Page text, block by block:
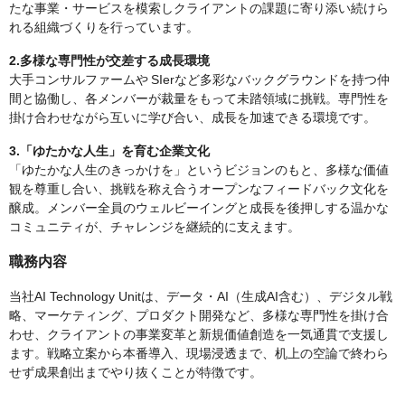
たな事業・サービスを模索しクライアントの課題に寄り添い続けら
れる組織づくりを行っています。
2.多様な専門性が交差する成長環境
大手コンサルファームや SIerなど多彩なバックグラウンドを持つ仲
間と協働し、各メンバーが裁量をもって未踏領域に挑戦。専門性を
掛け合わせながら互いに学び合い、成長を加速できる環境です。
3.「ゆたかな人生」を育む企業文化
「ゆたかな人生のきっかけを」というビジョンのもと、多様な価値
観を尊重し合い、挑戦を称え合うオープンなフィードバック文化を
醸成。メンバー全員のウェルビーイングと成長を後押しする温かな
コミュニティが、チャレンジを継続的に支えます。
職務内容
当社AI Technology Unitは、データ・AI（生成AI含む）、デジタル戦
略、マーケティング、プロダクト開発など、多様な専門性を掛け合
わせ、クライアントの事業変革と新規価値創造を一気通貫で支援し
ます。戦略立案から本番導入、現場浸透まで、机上の空論で終わら
せず成果創出までやり抜くことが特徴です。